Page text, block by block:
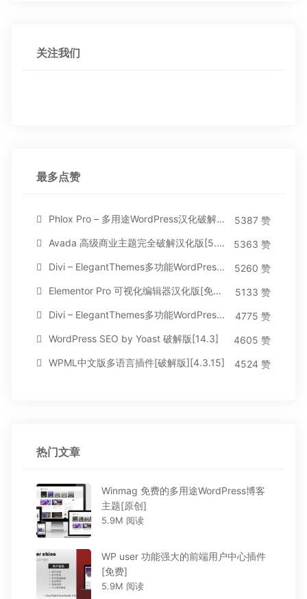
关注我们
最多点赞
Phlox Pro – 多用途WordPress汉化破解主题[5.1.12]
5387 赞
Avada 高级商业主题完全破解汉化版[5.8.2]
5363 赞
Divi – ElegantThemes多功能WordPress主题[汉化版4.4.2]
5260 赞
Elementor Pro 可视化编辑器汉化版[免费持续更新]
5133 赞
Divi – ElegantThemes多功能WordPress主题[汉化版3.1.95]
4775 赞
WordPress SEO by Yoast 破解版[14.3]
4605 赞
WPML中文版多语言插件[破解版][4.3.15]
4524 赞
热门文章
Winmag 免费的多用途WordPress博客
主题[原创]
5.9M 阅读
WP user 功能强大的前端用户中心插件
[免费]
5.9M 阅读